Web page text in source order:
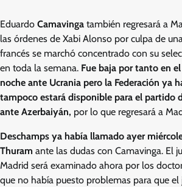
Eduardo Camavinga también regresará a
las órdenes de Xabi Alonso por culpa de
francés se marchó concentrado con su
en toda la semana. Fue baja por tanto en
noche ante Ucrania pero la Federación ya
tampoco estará disponible para el partido
ante Azerbaiyán, por lo que regresará a
Deschamps ya había llamado ayer
Thuram ante las dudas con Camavinga. El
Madrid será examinado ahora por los
que no había puesto problemas para que el